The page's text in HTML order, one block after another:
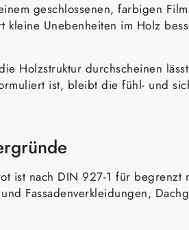
geschlossenen, farbigen
Unebenheiten im Holz
Holzstruktur durchscheinen
ist, bleibt die fühl- und
ist nach DIN 927-1 für
Fassadenverkleidungen,